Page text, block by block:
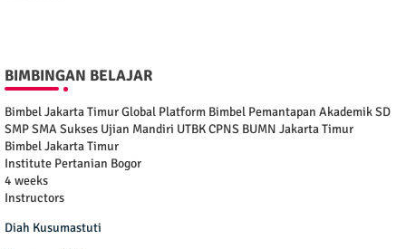
BIMBINGAN BELAJAR
Bimbel Jakarta Timur Global Platform Bimbel Pemantapan Akademik SD
SMP SMA Sukses Ujian Mandiri UTBK CPNS BUMN Jakarta Timur
Bimbel Jakarta Timur
Institute Pertanian Bogor
4 weeks
Instructors
Diah Kusumastuti